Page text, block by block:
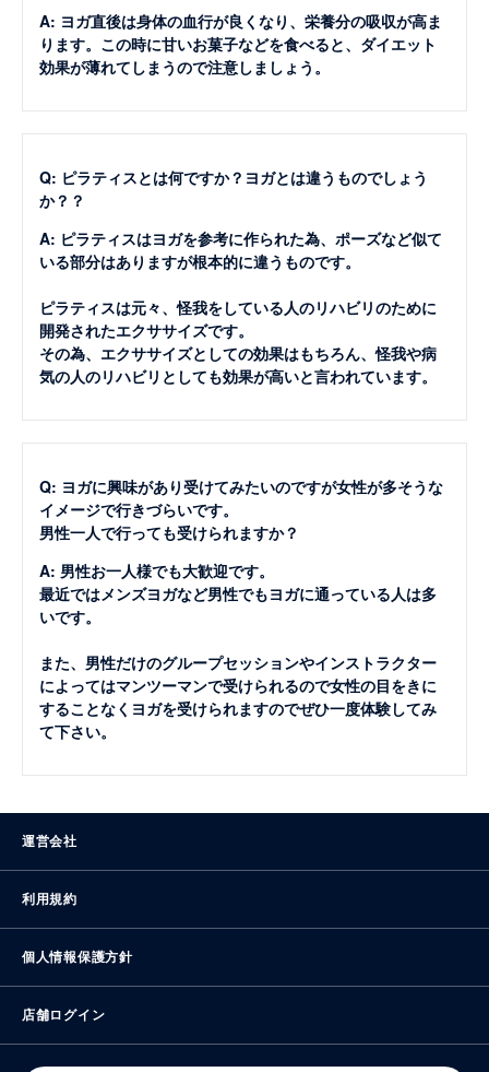
A: ヨガ直後は身体の血行が良くなり、栄養分の吸収が高ま
ります。この時に甘いお菓子などを食べると、ダイエット
効果が薄れてしまうので注意しましょう。
Q: ピラティスとは何ですか？ヨガとは違うものでしょう
か？？
A: ピラティスはヨガを参考に作られた為、ポーズなど似て
いる部分はありますが根本的に違うものです。
ピラティスは元々、怪我をしている人のリハビリのために
開発されたエクササイズです。
その為、エクササイズとしての効果はもちろん、怪我や病
気の人のリハビリとしても効果が高いと言われています。
Q: ヨガに興味があり受けてみたいのですが女性が多そうな
イメージで行きづらいです。
男性一人で行っても受けられますか？
A: 男性お一人様でも大歓迎です。
最近ではメンズヨガなど男性でもヨガに通っている人は多
いです。
また、男性だけのグループセッションやインストラクター
によってはマンツーマンで受けられるので女性の目をきに
することなくヨガを受けられますのでぜひ一度体験してみ
て下さい。
運営会社
利用規約
個人情報保護方針
店舗ログイン